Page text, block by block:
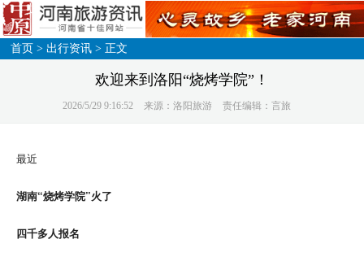
首页 >出行资讯 > 正文
欢迎来到洛阳“烧烤学院”！
2026/5/29 9:16:52 来源：洛阳旅游 责任编辑：言旅
最近
湖南“烧烤学院”火了
四千多人报名